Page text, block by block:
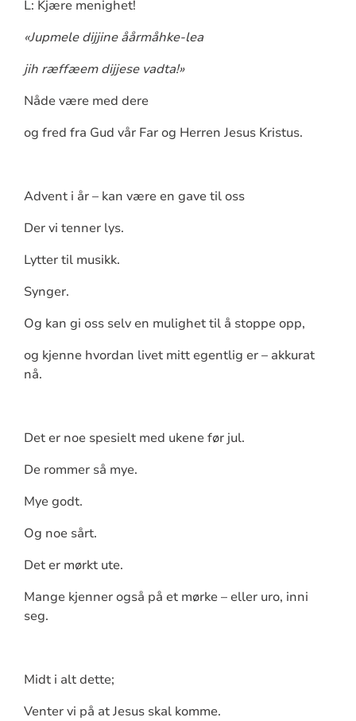
L: Kjære menighet!
«Jupmele dijjine åårmåhke-lea
jih ræffæem dijjese vadta!»
Nåde være med dere
og fred fra Gud vår Far og Herren Jesus Kristus.
Advent i år – kan være en gave til oss
Der vi tenner lys.
Lytter til musikk.
Synger.
Og kan gi oss selv en mulighet til å stoppe opp,
og kjenne hvordan livet mitt egentlig er – akkurat
nå.
Det er noe spesielt med ukene før jul.
De rommer så mye.
Mye godt.
Og noe sårt.
Det er mørkt ute.
Mange kjenner også på et mørke – eller uro, inni
seg.
Midt i alt dette;
Venter vi på at Jesus skal komme.